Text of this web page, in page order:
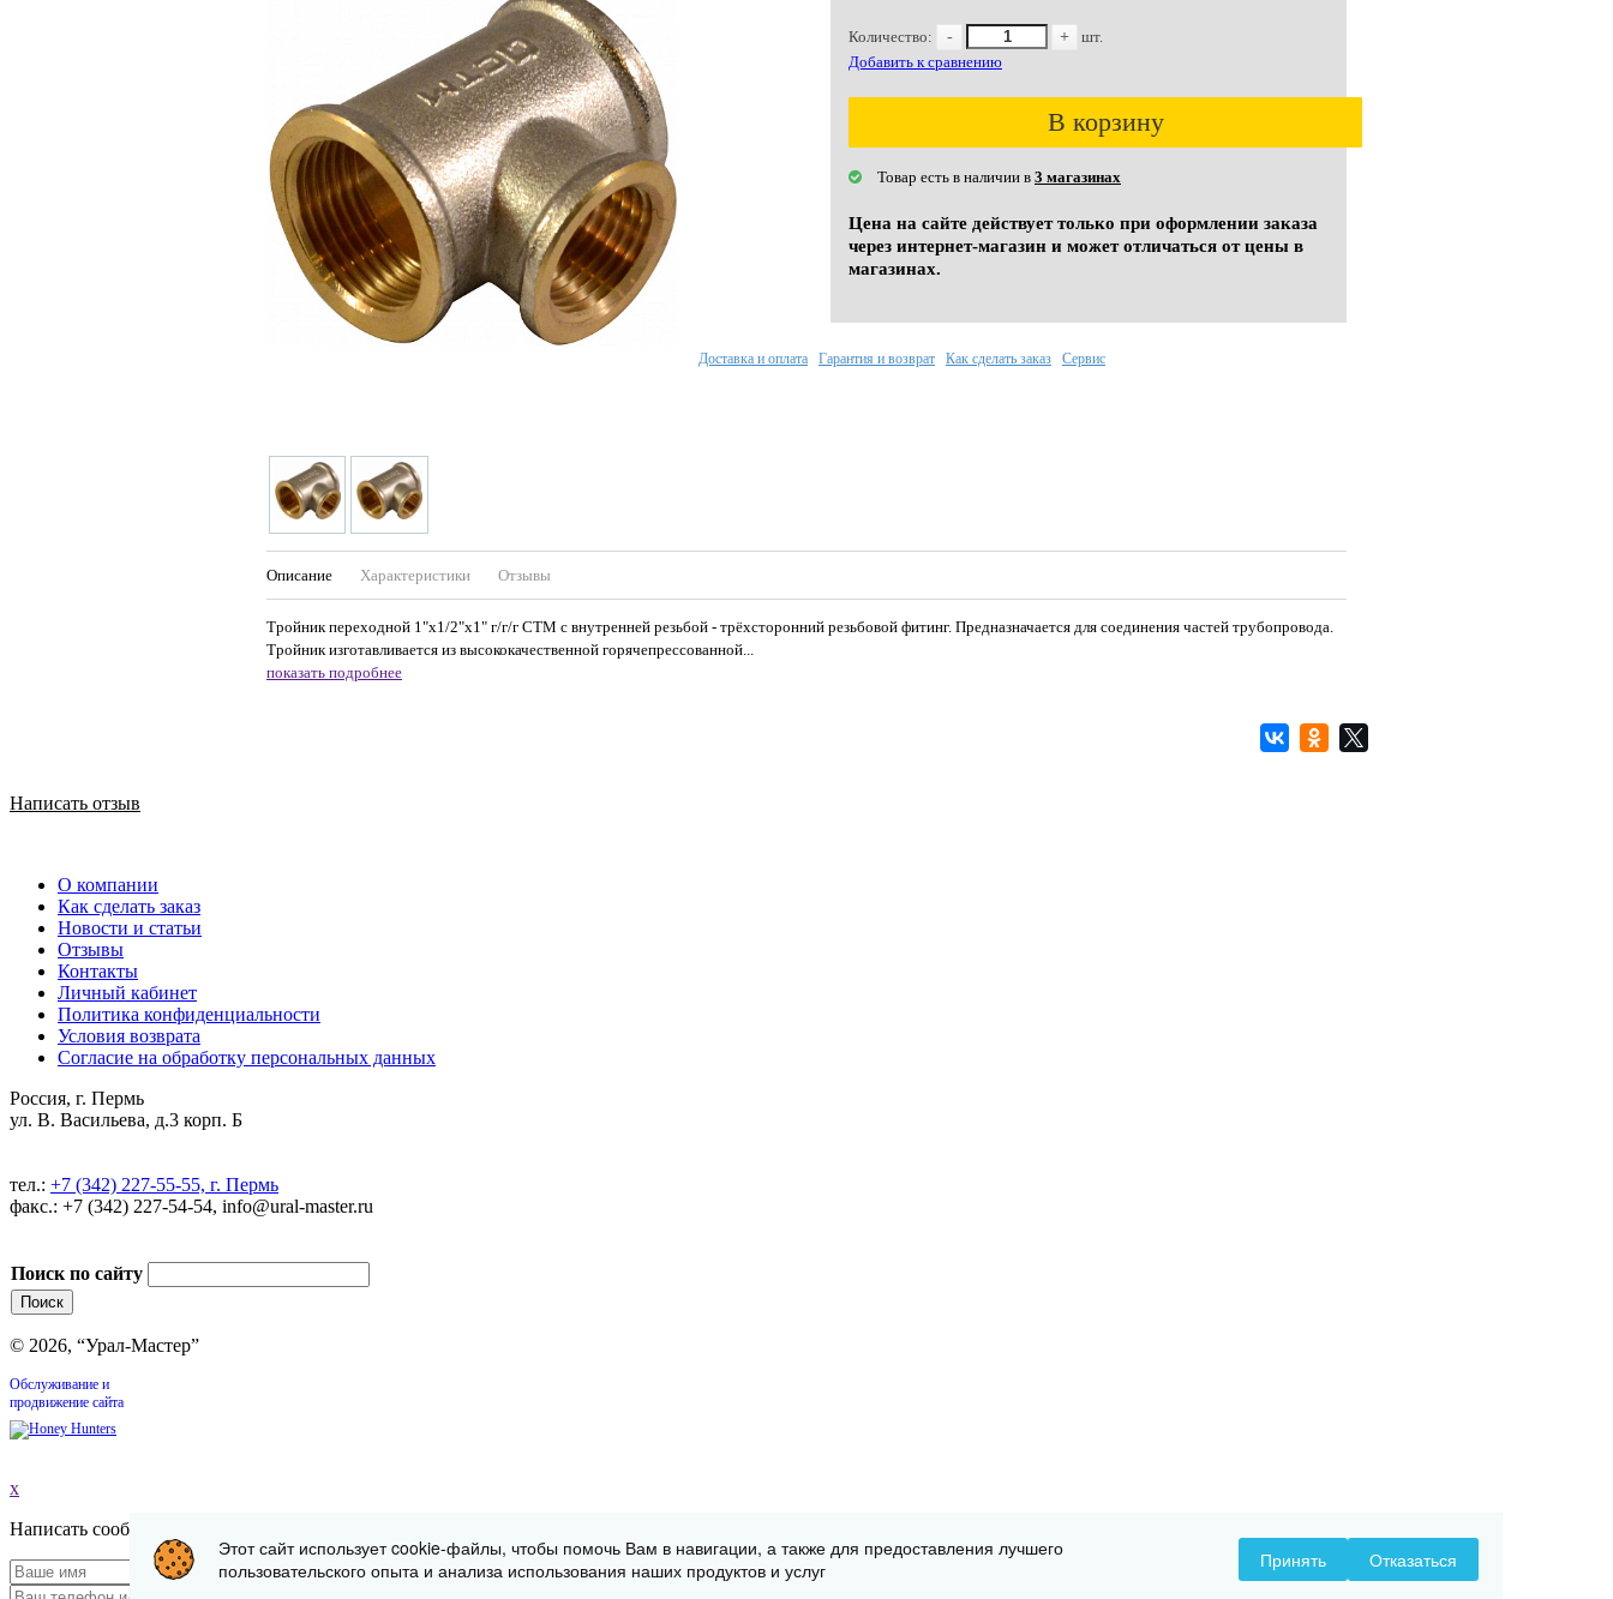
Количество: - +
шт.
Добавить к сравнению
В корзину
Товар есть в наличии в 3 магазинах
Цена на сайте действует только при оформлении заказа
через интернет-магазин и может отличаться от цены в
магазинах.
Описание Характеристики Отзывы
Тройник переходной 1"x1/2"x1" г/г/г CTM с внутренней резьбой - трёхсторонний резьбовой фитинг. Предназначается для соединения частей трубопровода.
Тройник изготавливается из высококачественной горячепрессованной...
показать подробнее
Доставка и оплата Гарантия и возврат Как сделать заказ Сервис
Написать отзыв
О компании
Как сделать заказ
Новости и статьи
Отзывы
Контакты
Личный кабинет
Политика конфиденциальности
Условия возврата
Согласие на обработку персональных данных
Россия, г. Пермь
ул. В. Васильева, д.3 корп. Б
тел.: +7 (342) 227-55-55, г. Пермь
факс.: +7 (342) 227-54-54, info@ural-master.ru
Поиск по сайту
© 2026, “Урал-Мастер”
Обслуживание и
продвижение сайта
x
Написать сообщение
Этот сайт использует cookie-файлы, чтобы помочь Вам в навигации, а также для предоставления лучшего
пользовательского опыта и анализа использования наших продуктов и услуг
Принять Отказаться